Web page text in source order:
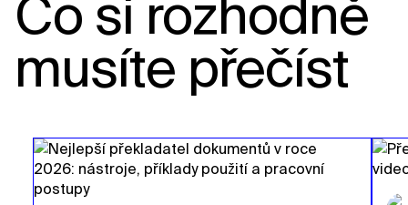
Co si rozhodně
musíte přečíst